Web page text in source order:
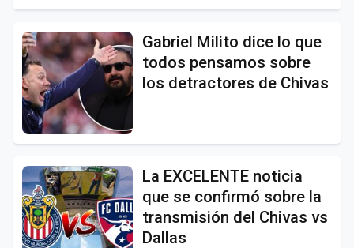
Gabriel Milito dice lo que
todos pensamos sobre
los detractores de Chivas
La EXCELENTE noticia
que se confirmó sobre la
transmisión del Chivas vs
Dallas